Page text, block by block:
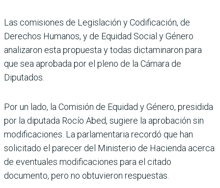
Las comisiones de Legislación y Codificación, de
Derechos Humanos, y de Equidad Social y Género
analizaron esta propuesta y todas dictaminaron para
que sea aprobada por el pleno de la Cámara de
Diputados.
Por un lado, la Comisión de Equidad y Género, presidida
por la diputada Rocío Abed, sugiere la aprobación sin
modificaciones. La parlamentaria recordó que han
solicitado el parecer del Ministerio de Hacienda acerca
de eventuales modificaciones para el citado
documento, pero no obtuvieron respuestas.